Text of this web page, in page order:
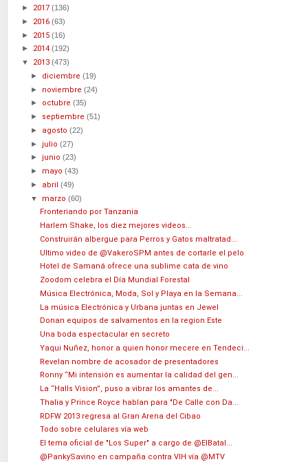
► 2017 (136)
► 2016 (63)
► 2015 (16)
► 2014 (192)
▼ 2013 (473)
► diciembre(19)
► noviembre(24)
► octubre(35)
► septiembre(51)
► agosto(22)
►julio(27)
►junio(23)
► mayo(43)
► abril(49)
▼ marzo(60)
Fronteriando por Tanzania
Harlem Shake, los diez mejores videos...
Construirán albergue para Perros y Gatos maltratad...
Ultimo video de @VakeroSPM antes de cortarle el pelo
Hotel de Samaná ofrece una sublime cata de vino
Zoodom celebra el Día Mundial Forestal
Música Electrónica, Moda, Sol y Playa en la Semana...
La música Electrónica y Urbana juntas en Jewel
Donan equipos de salvamentos en la region Este
Una boda espectacular en secreto
Yaqui Nuñez, honor a quien honor mecere en Tendeci...
Revelan nombre de acosador de presentadores
Ronny “Mi intensión es aumentar la calidad del gen...
La “Halls Vision”, puso a vibrar los amantes de...
Thalia y Prince Royce hablan para "De Calle con Da...
RDFW 2013 regresa al Gran Arena del Cibao
Todo sobre celulares vía web
El tema oficial de "Los Super" a cargo de @ElBatal...
@PankySavino en campaña contra VIH vía @MTV